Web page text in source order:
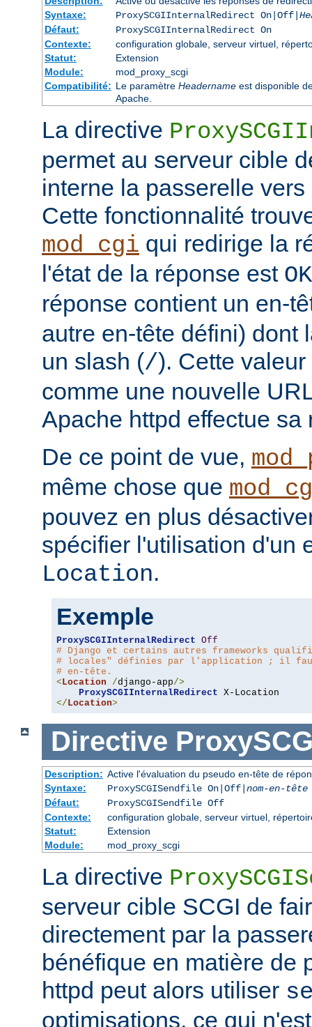
Syntaxe:
ProxySCGIInternalRedirect On|Off|
Défaut:
ProxySCGIInternalRedirect On
Contexte:
configuration globale, serveur virtuel,
Statut:
Extension
Module:
mod_proxy_scgi
Compatibilité: Le paramètre Headernameest disponible
Apache.
La directive
permet au serveur cible
interne la passerelle
Cette fonctionnalité
mod_cgi qui redirige la
l'état de la réponse est OK
réponse contient un en-
autre en-tête défini) dont
un slash (/). Cette
comme une nouvelle
Apache httpd effectue sa
De ce point de vue,
même chose que
pouvez en plus
spécifier l'utilisation d'un
Location.
Exemple
ProxySCGIInternalRedirect Off
# Django et certains autres frameworks
# locales" définies par l'application ; il
# en-tête.
<Location /django-app/>
ProxySCGIInternalRedirect
</Location>
Directive
Description: Active l'évaluation du pseudo en-tête de
Syntaxe:
ProxySCGISendfile On|Off| nom-en-tête
Défaut:
ProxySCGISendfile Off
Contexte:
configuration globale, serveur virtuel,
Statut:
Extension
Module:
mod_proxy_scgi
La directive
serveur cible SCGI de
directement par la
bénéfique en matière de
httpd peut alors utiliser
optimisations, ce qui